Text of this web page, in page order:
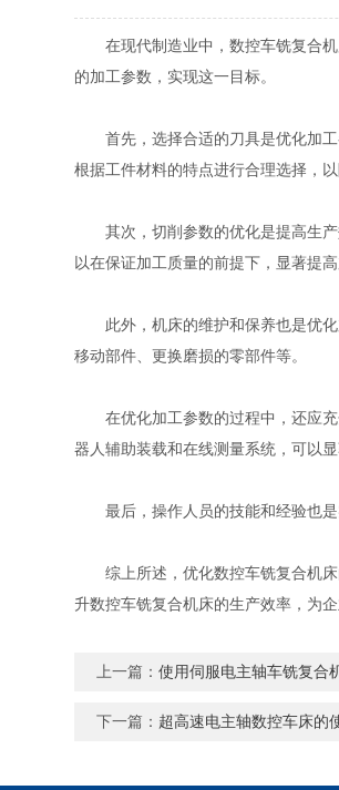
在现代制造业中，数控车铣复合机
的加工参数，实现这一目标。
首先，选择合适的刀具是优化加工
根据工件材料的特点进行合理选择，
其次，切削参数的优化是提高生产
以在保证加工质量的前提下，显著提
此外，机床的维护和保养也是优化
移动部件、更换磨损的零部件等。
在优化加工参数的过程中，还应充
器人辅助装载和在线测量系统，可以
最后，操作人员的技能和经验也是
综上所述，优化数控车铣复合机床
升数控车铣复合机床的生产效率，为
上一篇：使用伺服电主轴车铣复合
下一篇： 超高速电主轴数控车床的